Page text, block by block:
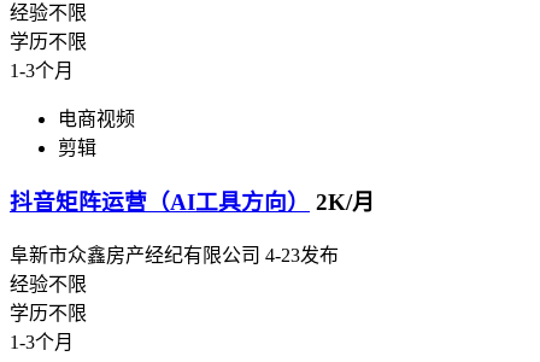
经验不限
学历不限
1-3个月
电商视频
剪辑
抖音矩阵运营（AI工具方向） 2K/月
阜新市众鑫房产经纪有限公司 4-23发布
经验不限
学历不限
1-3个月